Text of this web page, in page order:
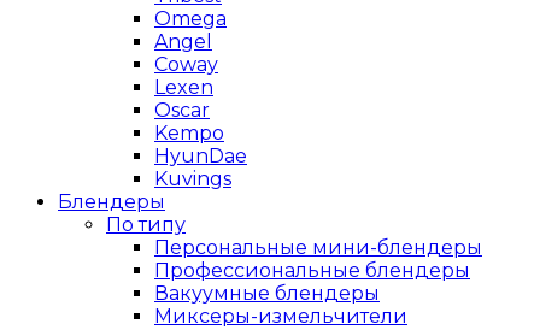
Omega
Angel
Coway
Lexen
Oscar
Kempo
HyunDae
Kuvings
Блендеры
По типу
Персональные мини-блендеры
Профессиональные блендеры
Вакуумные блендеры
Миксеры-измельчители